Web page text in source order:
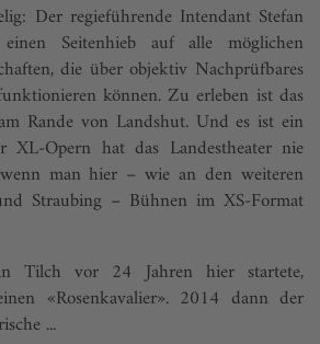
Der regieführende Intendant Stefan
Seitenhieb auf alle möglichen
die über objektiv Nachprüfbares
können. Zu erleben ist das
Rande von Landshut. Und es ist ein
XL-Opern hat das Landestheater nie
man hier – wie an den weiteren
Straubing – Bühnen im XS-Format
Tilch vor 24 Jahren hier startete,
«Rosenkavalier». 2014 dann der
...